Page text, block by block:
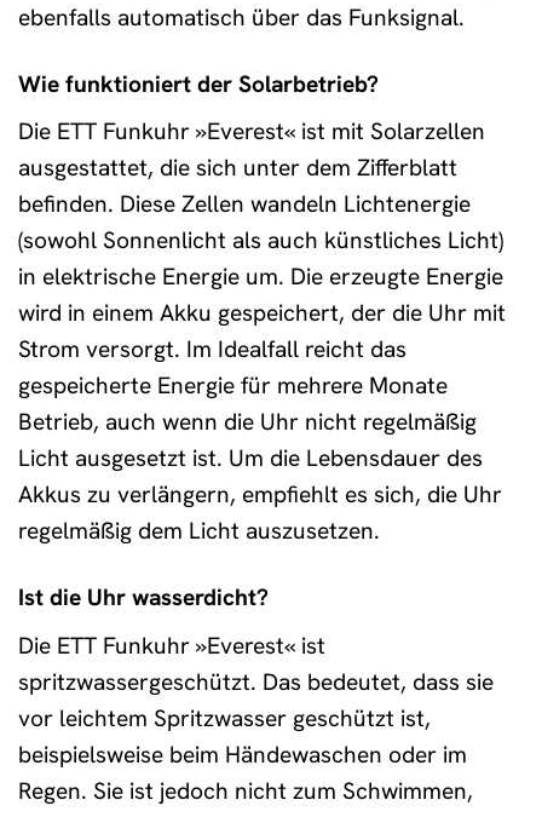
ebenfalls automatisch über das Funksignal.
Wie funktioniert der Solarbetrieb?
Die ETT Funkuhr »Everest« ist mit Solarzellen
ausgestattet, die sich unter dem Zifferblatt
befinden. Diese Zellen wandeln Lichtenergie
(sowohl Sonnenlicht als auch künstliches Licht)
in elektrische Energie um. Die erzeugte Energie
wird in einem Akku gespeichert, der die Uhr mit
Strom versorgt. Im Idealfall reicht das
gespeicherte Energie für mehrere Monate
Betrieb, auch wenn die Uhr nicht regelmäßig
Licht ausgesetzt ist. Um die Lebensdauer des
Akkus zu verlängern, empfiehlt es sich, die Uhr
regelmäßig dem Licht auszusetzen.
Ist die Uhr wasserdicht?
Die ETT Funkuhr »Everest« ist
spritzwassergeschützt. Das bedeutet, dass sie
vor leichtem Spritzwasser geschützt ist,
beispielsweise beim Händewaschen oder im
Regen. Sie ist jedoch nicht zum Schwimmen,